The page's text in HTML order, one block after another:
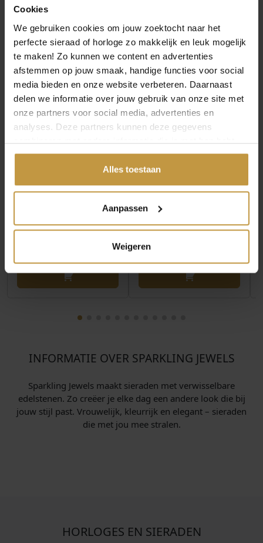
Cookies
We gebruiken cookies om jouw zoektocht naar het
perfecte sieraad of horloge zo makkelijk en leuk mogelijk
te maken! Zo kunnen we content en advertenties
afstemmen op jouw smaak, handige functies voor social
media bieden en onze website verbeteren. Daarnaast
delen we informatie over jouw gebruik van onze site met
onze partners voor social media, advertenties en
analyses. Deze partners kunnen deze gegevens
combineren met andere informatie die je met hen hebt
gedeeld of die ze hebben verzameld via jouw gebruik van
Alles toestaan
Aanpassen
Weigeren
MEER VAN SPARKLING JEWELS
99,95
SPARKLING JEWELS
CRYSTAL …
SPARKLING JEWELS
LIMITED MOEDERDAG
ARMBAND PEARL
EMAILL…
1x Direct leverbaar, 1
INFORMATIE OVER SPARKLING JEWELS
Sparkling Jewels maakt sieraden met verwisselbare
edelstenen. Zo creëer je elke dag een andere look die bij
jouw stijl past. Vrouwelijk, kleurrijk en elegant – sieraden
die met jou mee stralen.
HORLOGES EN SIERADEN